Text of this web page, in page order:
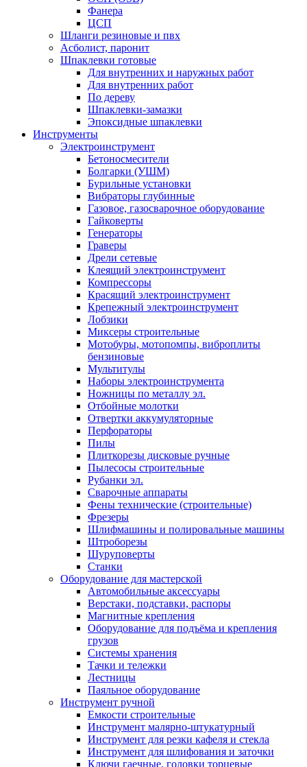
Фанера
ЦСП
Шланги резиновые и пвх
Асболист, паронит
Шпаклевки готовые
Для внутренних и наружных работ
Для внутренних работ
По дереву
Шпаклевки-замазки
Эпоксидные шпаклевки
Инструменты
Электроинструмент
Бетоносмесители
Болгарки (УШМ)
Бурильные установки
Вибраторы глубинные
Газовое, газосварочное оборудование
Гайковерты
Генераторы
Граверы
Дрели сетевые
Клеящий электроинструмент
Компрессоры
Красящий электроинструмент
Крепежный электроинструмент
Лобзики
Миксеры строительные
Мотобуры, мотопомпы, виброплиты
бензиновые
Мультитулы
Наборы электроинструмента
Ножницы по металлу эл.
Отбойные молотки
Отвертки аккумуляторные
Перфораторы
Пилы
Плиткорезы дисковые ручные
Пылесосы строительные
Рубанки эл.
Сварочные аппараты
Фены технические (строительные)
Фрезеры
Шлифмашины и полировальные машины
Штроборезы
Шуруповерты
Станки
Оборудование для мастерской
Автомобильные аксессуары
Верстаки, подставки, распоры
Магнитные крепления
Оборудование для подъёма и крепления
грузов
Системы хранения
Тачки и тележки
Лестницы
Паяльное оборудование
Инструмент ручной
Емкости строительные
Инструмент малярно-штукатурный
Инструмент для резки кафеля и стекла
Инструмент для шлифования и заточки
Ключи гаечные, головки торцевые